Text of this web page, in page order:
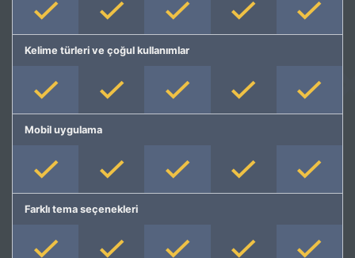
Kelime türleri ve çoğul kullanımlar
Mobil uygulama
Farklı tema seçenekleri